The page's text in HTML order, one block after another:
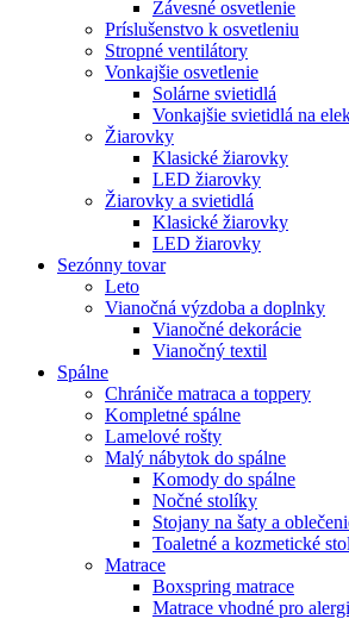
Závesné osvetlenie
Príslušenstvo k osvetleniu
Stropné ventilátory
Vonkajšie osvetlenie
Solárne svietidlá
Vonkajšie svietidlá na
Žiarovky
Klasické žiarovky
LED žiarovky
Žiarovky a svietidlá
Klasické žiarovky
LED žiarovky
Sezónny tovar
Leto
Vianočná výzdoba a doplnky
Vianočné dekorácie
Vianočný textil
Spálne
Chrániče matraca a toppery
Kompletné spálne
Lamelové rošty
Malý nábytok do spálne
Komody do spálne
Nočné stolíky
Stojany na šaty a
Toaletné a kozmetické
Matrace
Boxspring matrace
Matrace vhodné pro